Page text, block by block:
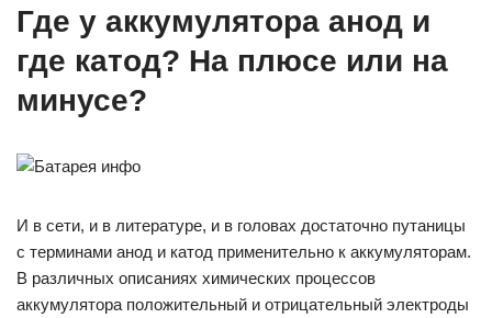
Где у аккумулятора анод и
где катод? На плюсе или на
минусе?
И в сети, и в литературе, и в головах достаточно путаницы
с терминами анод и катод применительно к аккумуляторам.
В различных описаниях химических процессов
аккумулятора положительный и отрицательный электроды